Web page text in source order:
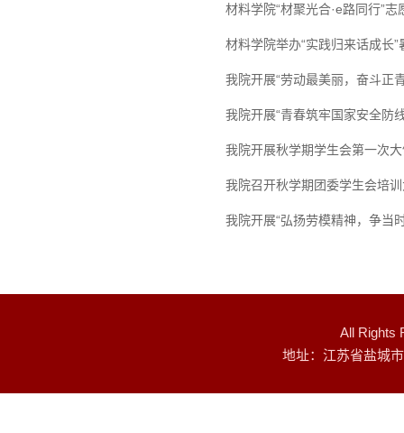
材料学院“材聚光合·e路同行”
材料学院举办“实践归来话成长
我院开展“劳动最美丽，奋斗正
我院开展“青春筑牢国家安全防
我院开展秋学期学生会第一次
我院召开秋学期团委学生会培
我院开展“弘扬劳模精神，争当
All Rights
地址：江苏省盐城